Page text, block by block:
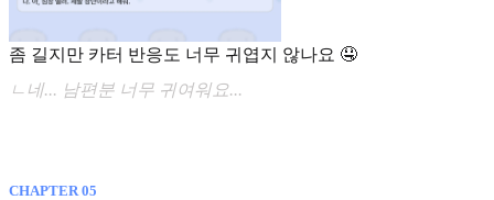
좀 길지만 카터 반응도 너무 귀엽지 않나요 🤤
ㄴ네... 남편분 너무 귀여워요...
CHAPTER 05